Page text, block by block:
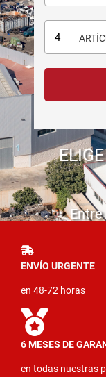
ENVÍO URGENTE
en 48-72 horas
6 MESES DE
en todas nuestras